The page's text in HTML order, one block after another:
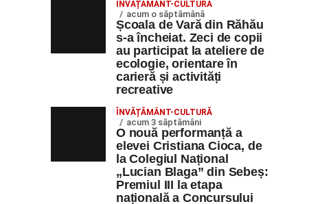
ÎNVĂȚĂMÂNT-CULTURĂ
acum o săptămână
Școala de Vară din Răhău
s-a încheiat. Zeci de copii
au participat la ateliere de
ecologie, orientare în
carieră și activități
recreative
ÎNVĂȚĂMÂNT-CULTURĂ
acum 3 săptămâni
O nouă performanță a
elevei Cristiana Cioca, de
la Colegiul Național
„Lucian Blaga” din Sebeș:
Premiul III la etapa
națională a Concursului